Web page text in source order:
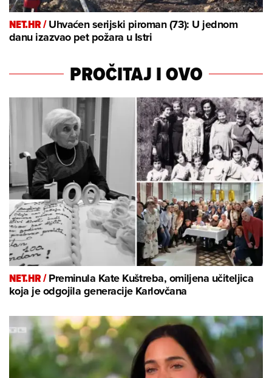
NET.HR /Uhvaćen serijski piroman (73): U jednom
danu izazvao pet požara u Istri
PROČITAJ I OVO
NET.HR /Preminula Kate Kuštreba, omiljena učiteljica
koja je odgojila generacije Karlovčana